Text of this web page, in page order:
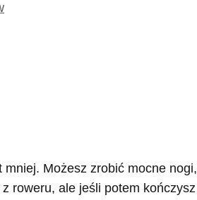
mniej. Możesz zrobić mocne nogi,
roweru, ale jeśli potem kończysz